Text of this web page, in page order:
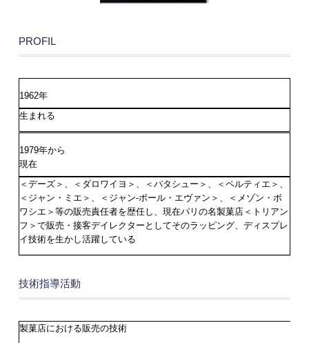
PROFIL
1962年
生まれる
1979年から
現在
＜デーズ＞、＜ダロワイヨ＞、＜パタシュー＞、＜ペルティエ＞、
＜ジャン・ミエ＞、＜ジャン-ポール・エヴァン＞、＜メゾン・ボ
ワシエ＞等の販売責任者を歴任し、現在パリの名製菓店＜トリアン
フ＞で販売・接客デイレクターとしてそのラッピング、ディスプレ
イ技術を生かし活躍している
技術指導活動
製菓店における販売の技術